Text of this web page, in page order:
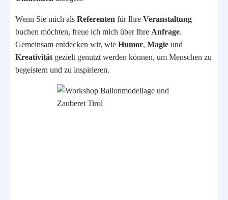
Wenn Sie mich als Referenten für Ihre Veranstaltung
buchen möchten, freue ich mich über Ihre Anfrage.
Gemeinsam entdecken wir, wie Humor, Magie und
Kreativität gezielt genutzt werden können, um Menschen zu
begeistern und zu inspirieren.